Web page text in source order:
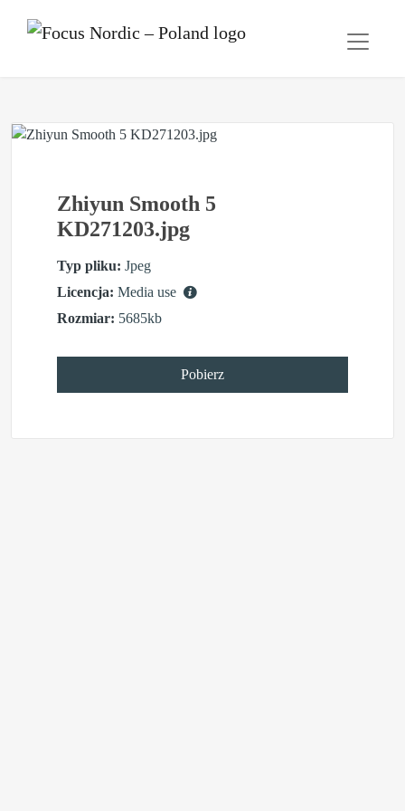
Zhiyun Smooth 5
KD271203.jpg
Typ pliku: Jpeg
Licencja: Media use
Rozmiar: 5685kb
Pobierz